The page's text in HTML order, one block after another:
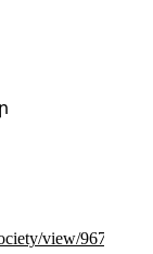
view/96711